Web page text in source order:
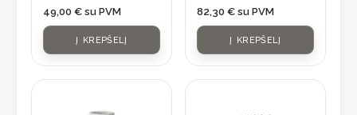
49,00 € su PVM
Į KREPŠELĮ
82,30 € su PVM
Į KREPŠELĮ